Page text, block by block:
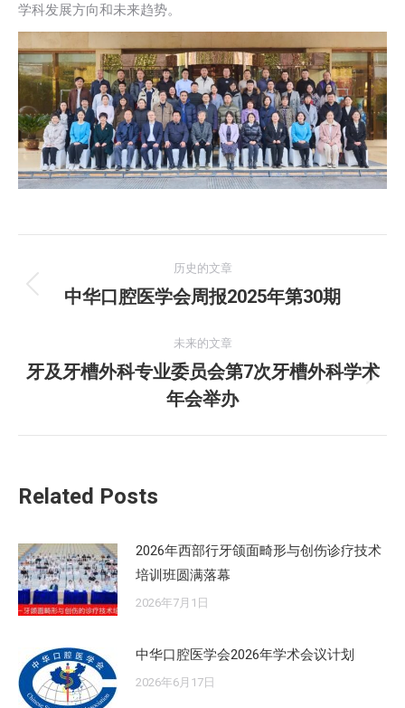
学科发展方向和未来趋势。
章
航
历史的文章
历
的
文
章：
中华口腔医学会周报2025年第30期
未来的文章
未
来
的
牙及牙槽外科专业委员会第7次牙槽外科学术
年会举办
Related Posts
2026年西部行牙颌面畸形与创伤诊疗技术
培训班圆满落幕
2026年7月1日
中华口腔医学会2026年学术会议计划
2026年6月17日